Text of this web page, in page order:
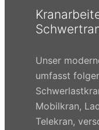
Unser
umfasst
Mobilkran,
Telekran,